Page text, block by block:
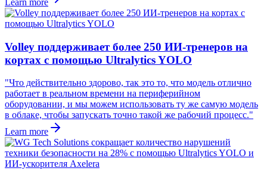
Volley поддерживает более 250 ИИ-тренеров на
кортах с помощью Ultralytics YOLO
"Что действительно здорово, так это то, что модель отлично
работает в реальном времени на периферийном
оборудовании, и мы можем использовать ту же самую модель
в облаке, чтобы запускать точно такой же рабочий процесс."
Learn more